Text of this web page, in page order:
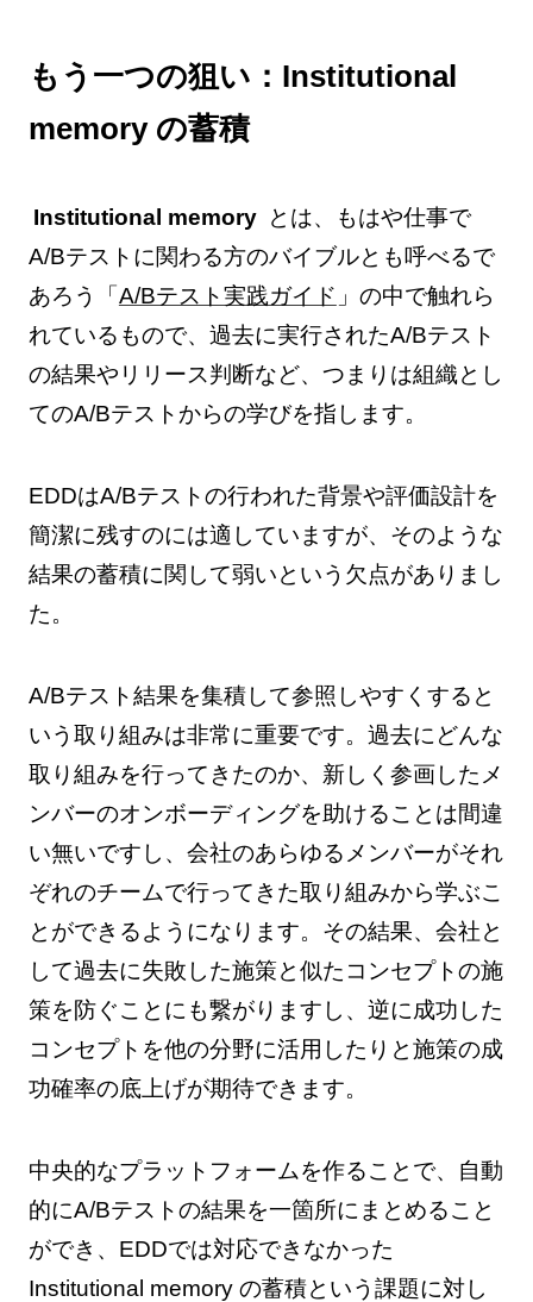
もう一つの狙い：Institutional
memory の蓄積
Institutional memory とは、もはや仕事で
A/Bテストに関わる方のバイブルとも呼べるで
あろう「 A/Bテスト実践ガイド 」の中で触れら
れているもので、過去に実行されたA/Bテスト
の結果やリリース判断など、つまりは組織とし
てのA/Bテストからの学びを指します。
EDDはA/Bテストの行われた背景や評価設計を
簡潔に残すのには適していますが、そのような
結果の蓄積に関して弱いという欠点がありまし
た。
A/Bテスト結果を集積して参照しやすくすると
いう取り組みは非常に重要です。過去にどんな
取り組みを行ってきたのか、新しく参画したメ
ンバーのオンボーディングを助けることは間違
い無いですし、会社のあらゆるメンバーがそれ
ぞれのチームで行ってきた取り組みから学ぶこ
とができるようになります。その結果、会社と
して過去に失敗した施策と似たコンセプトの施
策を防ぐことにも繋がりますし、逆に成功した
コンセプトを他の分野に活用したりと施策の成
功確率の底上げが期待できます。
中央的なプラットフォームを作ることで、自動
的にA/Bテストの結果を一箇所にまとめること
ができ、EDDでは対応できなかった
Institutional memory の蓄積という課題に対し